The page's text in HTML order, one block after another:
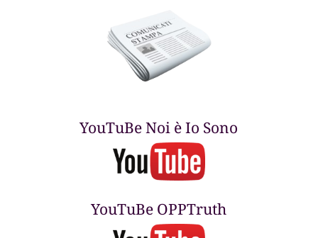
YouTuBe Noi è Io Sono
YouTuBe OPPTruth